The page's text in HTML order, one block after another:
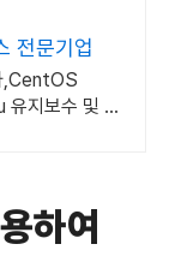
전문기업
,CentOS
하여